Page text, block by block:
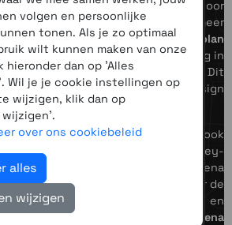
communicatiesystemen voor
met Cardo marktleider. Steeds meer
Schuberth, Shoei, HJC, AGV en Nolan
omdat hun systemen eenvoudig in
op de helm zijn afgestemd. Dit
zorgt voor een strakker design
tussen rijders.
ontwikkelt Sena inmiddels ook
helmen
, onder andere voor Harley-
label. In 2026 introduceerde Sena
helmenlijn, waaronder de
met actieve ruisonderdrukking en
communicatie, en de betaalbare
Sena
volgen en persoonlijke
tonen. Als je zo optimaal
wilt kunnen maken van onze
hieronder dan op 'Alles
Wil je je cookie instellingen op
wijzigen, klik dan op
wijzigen'.
over ons cookiebeleid
alles
wijzigen